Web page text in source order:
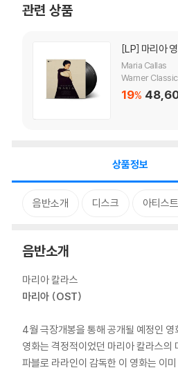
관련 상품
[LP] 마리아
Maria Callas
Warner
19%
상품정보
음반소개 디스크 아티스
음반소개
마리아 칼라스
마리아 (OST)
4월 극장개봉을 통해 공개될 예정인
영화는 격정적이었던 마리아 칼라스의
파블로 라라인이 감독한 이 영화는 이